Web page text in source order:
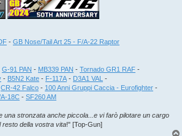
- GB Nose/Tail Art 25 - F/A-22 Raptor
G-91 PAN - MB339 PAN - Tornado GR1 RAF -
- B5N2 Kate - F-117A - D3A1 VAL -
CR-42 Falco - 100 Anni Gruppi Caccia - Eurofighter -
18C - SF260 AM
una stronzata anche piccola...e vi farò pilotare un cargo
resto della vostra vita!" [Top-Gun]